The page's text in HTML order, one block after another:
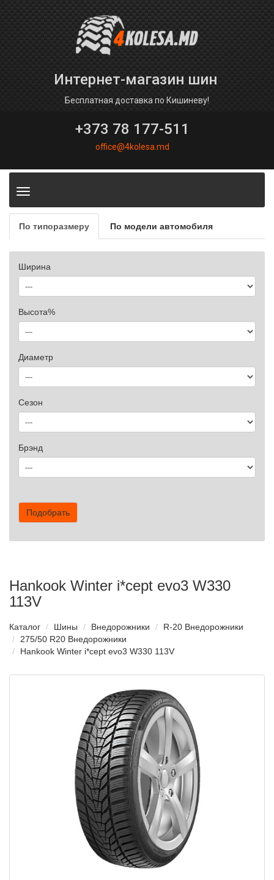
Интернет-магазин шин
Бесплатная доставка по Кишиневу!
+373 78 177-511
office@4kolesa.md
Toggle
По типоразмеру По модели автомобиля
Ширина
Высота%
Диаметр
Сезон
Брэнд
Подобрать
Hankook Winter i*cept evo3 W330
113V
Каталог Шины Внедорожники
R-20 Внедорожники
275/50 R20 Внедорожники
Hankook Winter i*cept evo3 W330 113V